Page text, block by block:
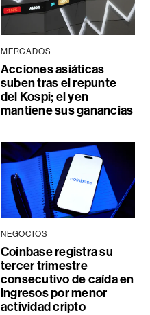
MERCADOS
Acciones asiáticas
suben tras el repunte
del Kospi; el yen
mantiene sus ganancias
NEGOCIOS
Coinbase registra su
tercer trimestre
consecutivo de caída en
ingresos por menor
actividad cripto